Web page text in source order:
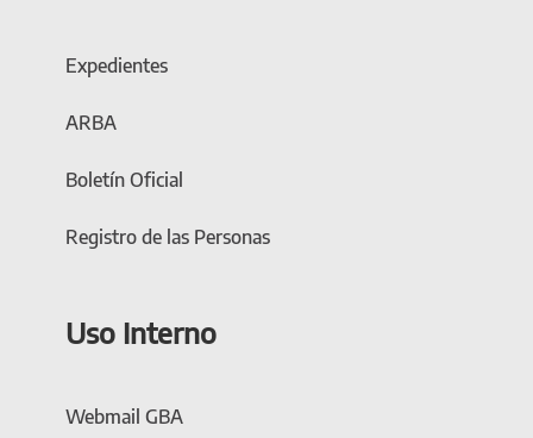
Expedientes
ARBA
Boletín Oficial
Registro de las Personas
Uso Interno
Webmail GBA